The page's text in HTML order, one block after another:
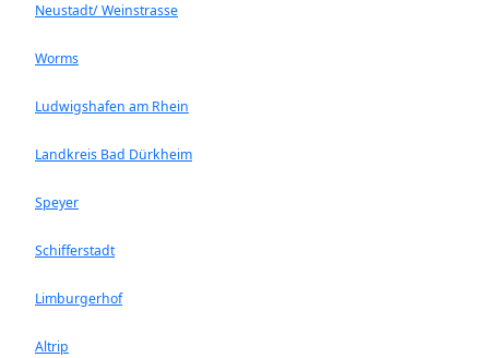
Neustadt/ Weinstrasse
Worms
Ludwigshafen am Rhein
Landkreis Bad Dürkheim
Speyer
Schifferstadt
Limburgerhof
Altrip